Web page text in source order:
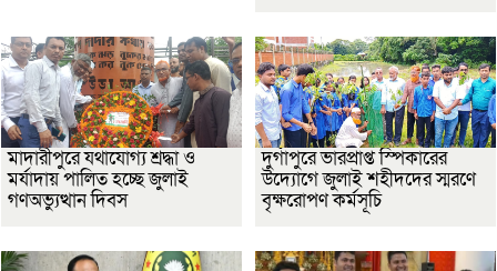
মাদারীপুরে যথাযোগ্য শ্রদ্ধা ও
মর্যাদায় পালিত হচ্ছে জুলাই
গণঅভ্যুত্থান দিবস
দুর্গাপুরে ভারপ্রাপ্ত স্পিকারের
উদ্যোগে জুলাই শহীদদের স্মরণে
বৃক্ষরোপণ কর্মসূচি